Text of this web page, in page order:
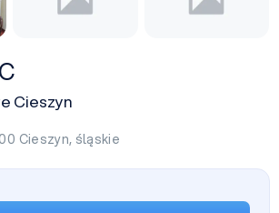
Cieszyn
Cieszyn, śląskie